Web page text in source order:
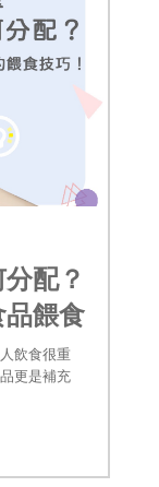
配？
品餵食
飲食很重
更是補充